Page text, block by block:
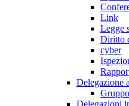
Link
Legge
Diritto
cyber
Delegazione